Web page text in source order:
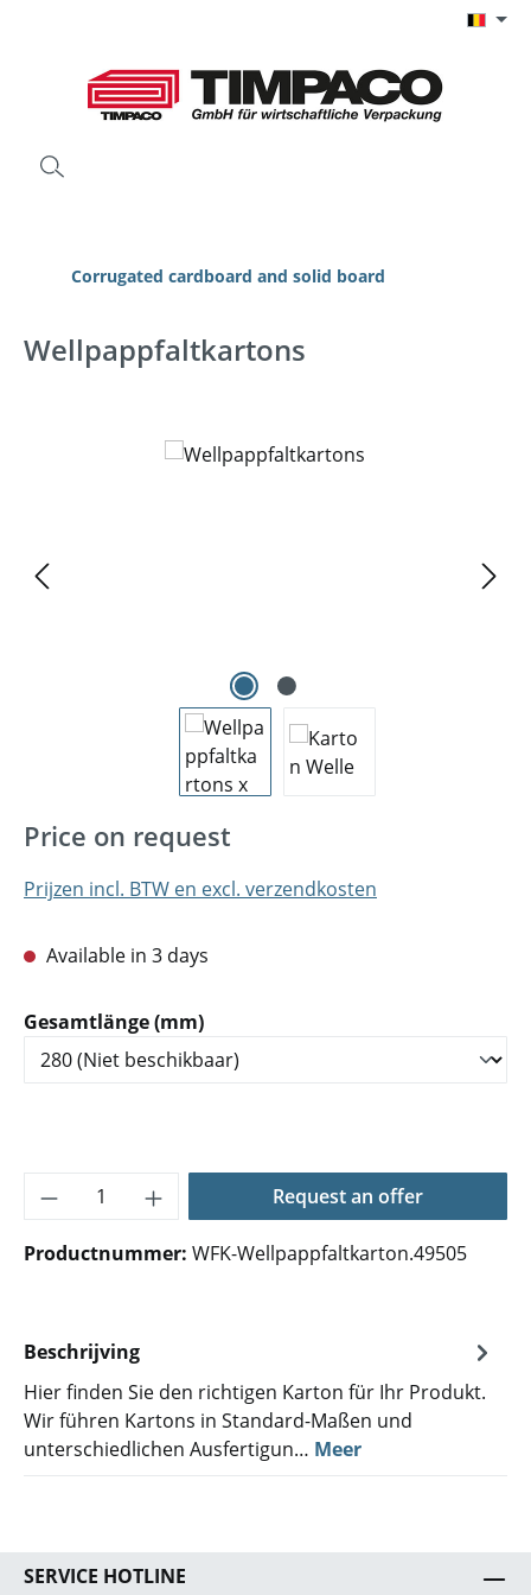
Corrugated cardboard and solid board
Wellpappfaltkartons
Afbeeldingengalerij overslaan
Price on request
Prijzen incl. BTW en excl. verzendkosten
Available in 3 days
Selecteer
Gesamtlänge (mm)
Producthoeveelheid: Voer de gewenste
Request an offer
Productnummer: WFK-Wellpappfaltkarton.49505
Beschrijving
Hier finden Sie den richtigen Karton für Ihr Produkt.
Wir führen Kartons in Standard-Maßen und
unterschiedlichen Ausfertigun… Meer
SERVICE HOTLINE